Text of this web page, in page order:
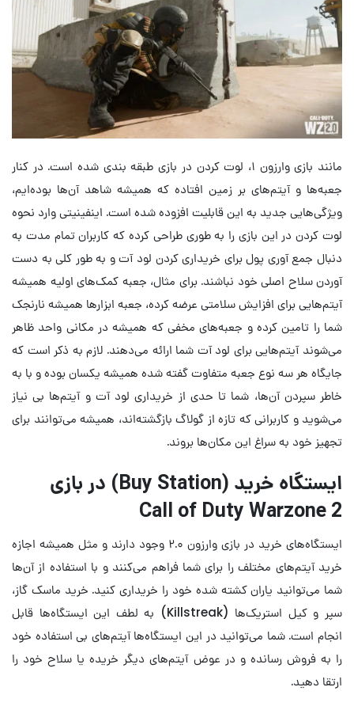
مانند بازی وارزون ۱، لوت کردن در بازی طبقه بندی شده است. در کنار
جعبه‌ها و آیتم‌های بر زمین افتاده که همیشه شاهد آن‌ها بوده‌ایم،
ویژگی‌هایی جدید به این قابلیت افزوده شده است. اینفینیتی وارد نحوه
لوت کردن در این بازی را به طوری طراحی کرده که کاربران تمام مدت به
دنبال جمع آوری پول برای خریداری کردن لود آت و به طور کلی به دست
آوردن سلاح اصلی خود نباشند. برای مثال، جعبه کمک‌های اولیه همیشه
آیتم‌هایی برای افزایش سلامتی عرضه کرده، جعبه ابزارها همیشه نارنجک
شما را تامین کرده و جعبه‌های مخفی که همیشه در مکانی واحد ظاهر
می‌شوند آیتم‌هایی برای لود آت شما ارائه می‌دهند. لازم به ذکر است که
جایگاه هر سه نوع جعبه متفاوت گفته شده همیشه یکسان بوده و با به
خاطر سپردن آن‌ها، شما تا حدی از خریداری لود آت و آیتم‌ها بی نیاز
می‌شوید و کاربرانی که تازه از گولاگ بازگشته‌اند، همیشه می‌توانند برای
تجهیز خود به سراغ این مکان‌ها بروند.
ایستگاه خرید (Buy Station) در بازی
Call of Duty Warzone 2
ایستگاه‌های خرید در بازی وارزون ۲.۰ وجود دارند و مثل همیشه اجازه
خرید آیتم‌های مختلف را برای شما فراهم می‌کنند و با استفاده از آن‌ها
شما می‌توانید یاران کشته شده خود را خریداری کنید. خرید ماسک گاز،
سپر و کیل استریک‌ها (Killstreak) به لطف این ایستگا‌ه‌ها قابل
انجام است. شما می‌توانید در این ایستگاه‌ها آیتم‌های بی استفاده خود
را به فروش رسانده و در عوض آیتم‌های دیگر خریده یا سلاح خود را
ارتقا دهید.